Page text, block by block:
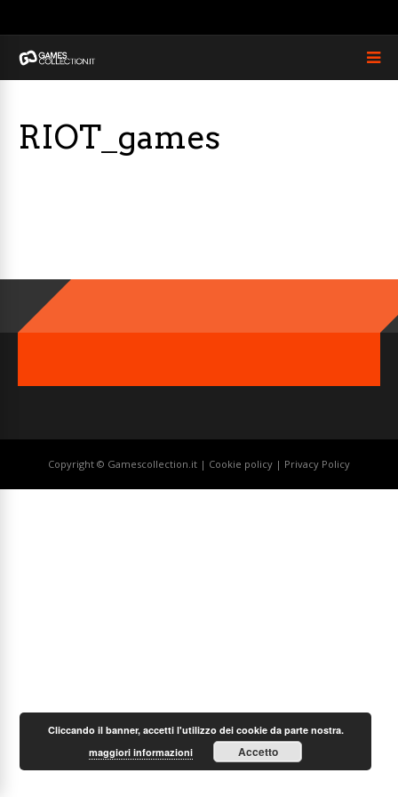
RIOT_games
Copyright © Gamescollection.it | Cookie policy | Privacy Policy
Cliccando il banner, accetti l'utilizzo dei cookie da parte nostra.
maggiori informazioni
Accetto